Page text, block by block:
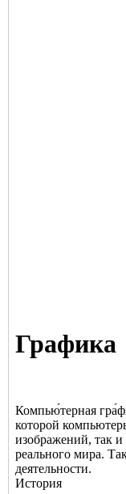
Графика
Компью́терная
которой
изображений, так
реального мира.
деятельности.
История